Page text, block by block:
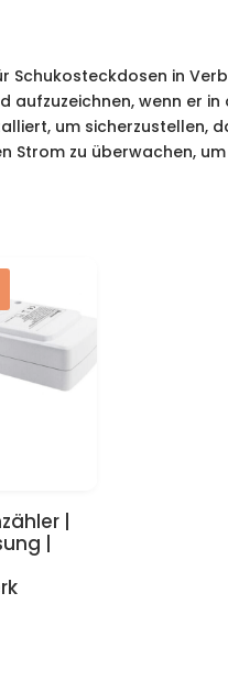
Schukosteckdosen in
aufzuzeichnen, wenn er
um sicherzustellen,
Strom zu überwachen,
|
|